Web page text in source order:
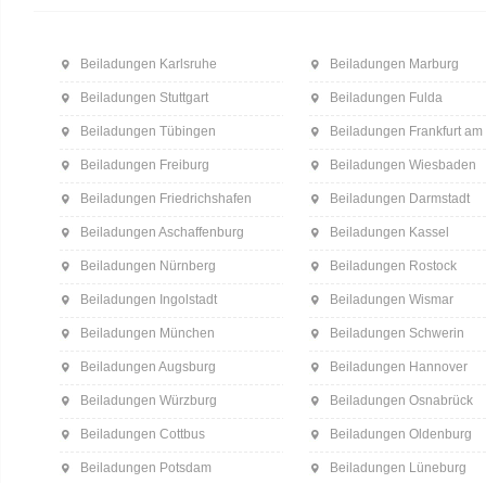
Beiladungen Karlsruhe
Beiladungen Stuttgart
Beiladungen Tübingen
Beiladungen Freiburg
Beiladungen Friedrichshafen
Beiladungen Aschaffenburg
Beiladungen Nürnberg
Beiladungen Ingolstadt
Beiladungen München
Beiladungen Augsburg
Beiladungen Würzburg
Beiladungen Cottbus
Beiladungen Potsdam
Beiladungen Marburg
Beiladungen Fulda
Beiladungen Frankfurt am
Beiladungen Wiesbaden
Beiladungen Darmstadt
Beiladungen Kassel
Beiladungen Rostock
Beiladungen Wismar
Beiladungen Schwerin
Beiladungen Hannover
Beiladungen Osnabrück
Beiladungen Oldenburg
Beiladungen Lüneburg